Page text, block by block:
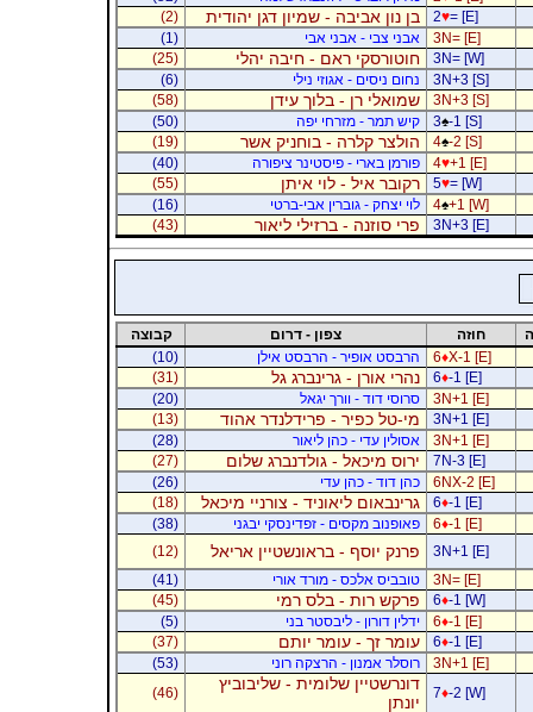
2♥= [E] בן נון אביבה - שמיון דגן יהודית
(2)
3N= [E]
אבני צבי - אבני אבי
(1)
3N= [W]
חוטורסקי ראם - חיבה יהלי
(25)
3N+3 [S]
נחום ניסים - אגוזי נילי
(6)
3N+3 [S]
שמואלי רן - בלוך עידן
(58)
3♠-1 [S] קיש תמר - מזרחי יפה
(50)
4♠-2 [S] הולצר קלרה - בוחניק אשר
(19)
4♥+1 [E] פורמן בארי - פיסטינר ציפורה
(40)
5♥= [W] רקובר איל - לוי איתן
(55)
4♠+1 [W] לוי יצחק - גוברין אבי-ברטי
(16)
3N+3 [E]
פרי סוזנה - ברזילי ליאור (43)
חוזה צפון - דרום
קבוצה
6♦X-1 [E] הרבסט אופיר - הרבסט אילן
(10)
6♦-1 [E] נהרי אורן - גרינברג גל
(31)
3N+1 [E]
סרוסי דוד - וורך יגאל
(20)
3N+1 [E]
מי-טל כפיר - פרידלנדר אהוד
(13)
3N+1 [E]
אסולין עדי - כהן ליאור
(28)
7N-3 [E]
ירוס מיכאל - גולדנברג שלום
(27)
6NX-2 [E]
כהן דוד - כהן עדי
(26)
6♦-1 [E] גרינבאום ליאוניד - צורניי מיכאל
(18)
6♦-1 [E] פאופנוב מקסים - זפדינסקי יבגני
(38)
3N+1 [E]
פרנק יוסף - בראונשטיין אריאל
(12)
3N= [E]
טובביס אלכס - מורד אורי
(41)
6♦-1 [W] פרקש רות - בלס רמי
(45)
6♦-1 [E] ידלין דורון - ליבסטר בני
(5)
6♦-1 [E] עומר זך - עומר יותם
(37)
3N+1 [E]
רוסלר אמנון - הרצקה רוני
(53)
7♦-2 [W]
דונרשטיין שלומית - שליבוביץ
יונתן
(46)